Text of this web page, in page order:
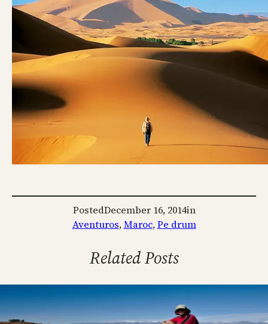
PostedDecember 16, 2014in
Aventuros, Maroc, Pe drum
Related Posts